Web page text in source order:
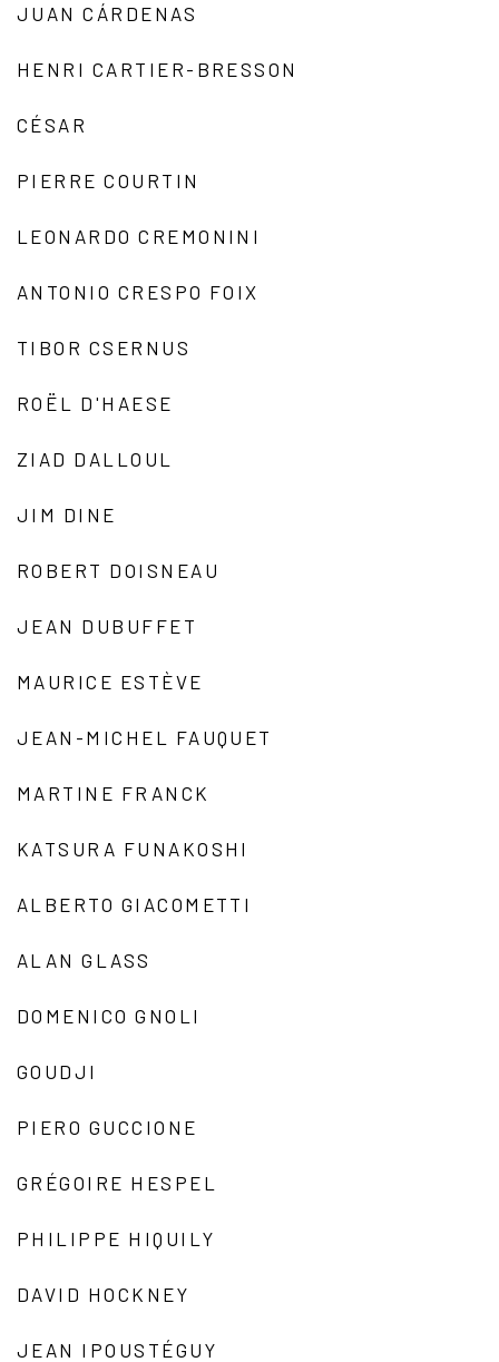
JUAN CÁRDENAS
HENRI CARTIER-BRESSON
CÉSAR
PIERRE COURTIN
LEONARDO CREMONINI
ANTONIO CRESPO FOIX
TIBOR CSERNUS
ROËL D'HAESE
ZIAD DALLOUL
JIM DINE
ROBERT DOISNEAU
JEAN DUBUFFET
MAURICE ESTÈVE
JEAN-MICHEL FAUQUET
MARTINE FRANCK
KATSURA FUNAKOSHI
ALBERTO GIACOMETTI
ALAN GLASS
DOMENICO GNOLI
GOUDJI
PIERO GUCCIONE
GRÉGOIRE HESPEL
PHILIPPE HIQUILY
DAVID HOCKNEY
JEAN IPOUSTÉGUY